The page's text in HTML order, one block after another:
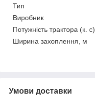
Тип
Виробник
Потужність трактора (к. с)
Ширина захоплення, м
Умови доставки